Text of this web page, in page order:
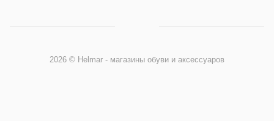
2026 © Helmar - магазины обуви и аксессуаров